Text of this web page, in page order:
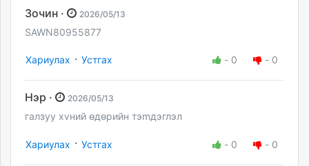
Зочин · 2026/05/13
SAWN80955877
Хариулах · Устгах - 0 - 0
Hэp · 2026/05/13
гaлзуу xvний өдөpийн тэmдэглэл
Хариулах · Устгах - 0 - 0